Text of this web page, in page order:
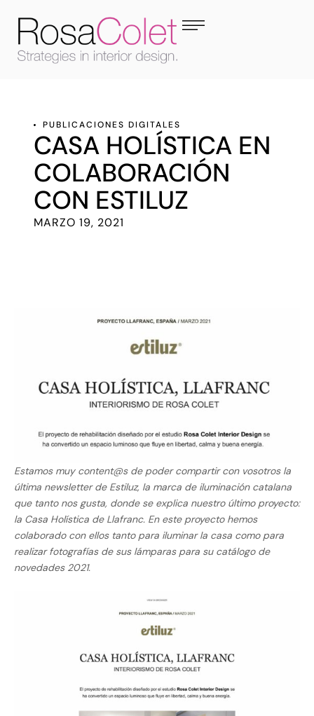
PUBLICACIONES DIGITALES
CASA HOLÍSTICA EN
COLABORACIÓN
CON ESTILUZ
MARZO 19, 2021
Estamos muy content@s de poder compartir con vosotros la
última newsletter de Estiluz, la marca de iluminación catalana
que tanto nos gusta, donde se explica nuestro último proyecto:
la Casa Holística de Llafranc. En este proyecto hemos
colaborado con ellos tanto para iluminar la casa como para
realizar fotografías de sus lámparas para su catálogo de
novedades 2021.